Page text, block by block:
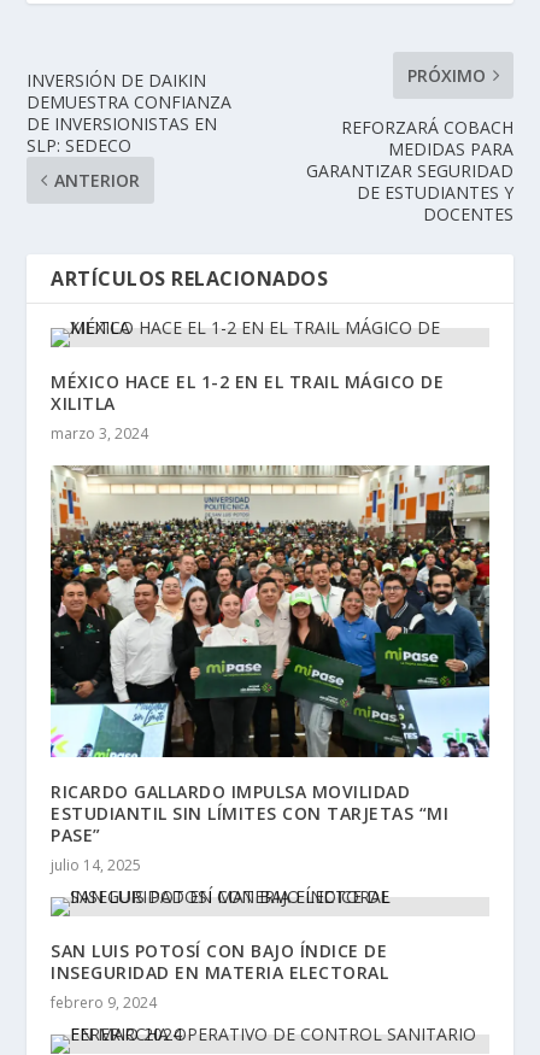
INVERSIÓN DE DAIKIN
DEMUESTRA CONFIANZA
DE INVERSIONISTAS EN
SLP: SEDECO
ANTERIOR
PRÓXIMO
REFORZARÁ COBACH
MEDIDAS PARA
GARANTIZAR SEGURIDAD
DE ESTUDIANTES Y
DOCENTES
ARTÍCULOS RELACIONADOS
MÉXICO HACE EL 1-2 EN EL TRAIL MÁGICO DE
XILITLA
marzo 3, 2024
RICARDO GALLARDO IMPULSA MOVILIDAD
ESTUDIANTIL SIN LÍMITES CON TARJETAS “MI
PASE”
julio 14, 2025
SAN LUIS POTOSÍ CON BAJO ÍNDICE DE
INSEGURIDAD EN MATERIA ELECTORAL
febrero 9, 2024